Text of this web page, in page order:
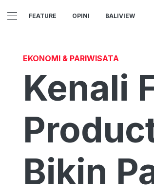
FEATURE OPINI BALIVIEW
EKONOMI & PARIWISATA
Kenali
Bikin